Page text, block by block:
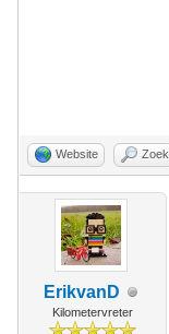
Website Zoek
ErikvanD
Kilometervreter